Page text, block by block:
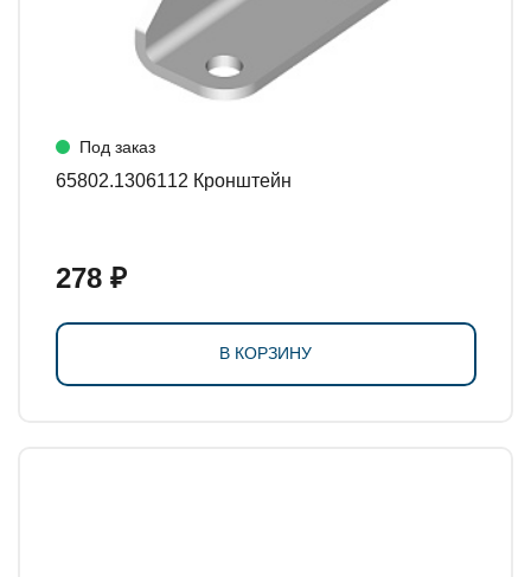
Под заказ
65802.1306112 Кронштейн
278 ₽
В КОРЗИНУ